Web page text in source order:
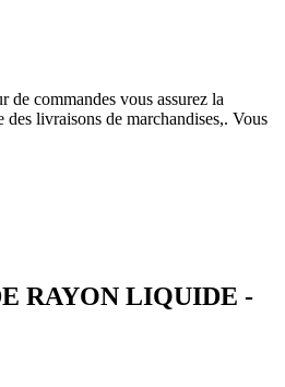
de commandes vous assurez la
des livraisons de marchandises,. Vous
RAYON LIQUIDE -